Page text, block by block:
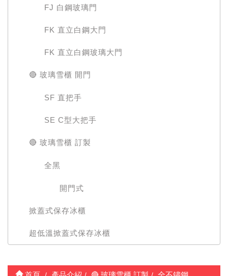
FJ 白鋼玻璃門
FK 直立白鋼大門
FK 直立白鋼玻璃大門
🔴 玻璃雪櫃 開門
SF 直把手
SE C型大把手
🔴 玻璃雪櫃 訂製
全黑
開門式
掀蓋式保存冰櫃
超低溫掀蓋式保存冰櫃